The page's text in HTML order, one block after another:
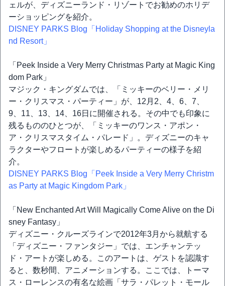
ェルが、ディズニーランド・リゾートでお勧めのホリデ
ーショッピングを紹介。
DISNEY PARKS Blog「Holiday Shopping at the Disneyla
nd Resort」
「Peek Inside a Very Merry Christmas Party at Magic King
dom Park」
マジック・キングダムでは、「ミッキーのベリー・メリ
ー・クリスマス・パーティー」が、12月2、4、6、7、
9、11、13、14、16日に開催される。その中でも印象に
残るもののひとつが、「ミッキーのワンス・アポン・
ア・クリスマスタイム・パレード」。ディズニーのキャ
ラクターやフロートが楽しめるパーティーの様子を紹
介。
DISNEY PARKS Blog「Peek Inside a Very Merry Christm
as Party at Magic Kingdom Park」
「New Enchanted Art Will Magically Come Alive on the Di
sney Fantasy」
ディズニー・クルーズラインで2012年3月から就航する
「ディズニー・ファンタジー」では、エンチャンテッ
ド・アートが楽しめる。このアートは、ゲストを認識す
ると、数秒間、アニメーションする。ここでは、トーマ
ス・ローレンスの有名な絵画「サラ・パレット・モール